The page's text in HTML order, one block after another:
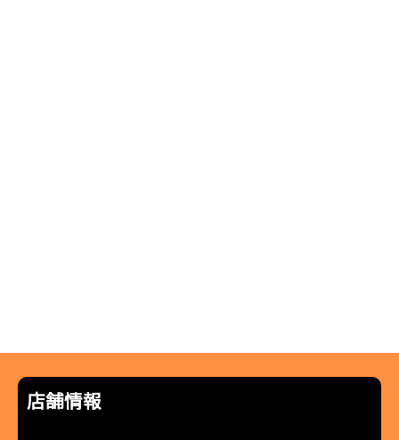
店舗情報